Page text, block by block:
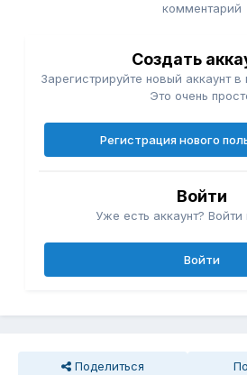
комментарий
Создать
Зарегистрируйте новый аккаунт
Это очень
Регистрация нового
Войти
Уже есть аккаунт? Войти
Войти
Поделиться